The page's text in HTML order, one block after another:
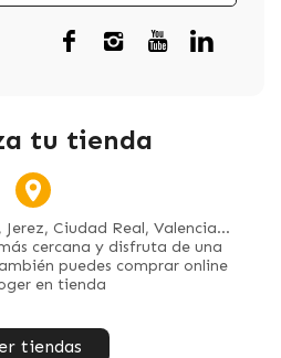
tu tienda
Ciudad Real, Valencia...
cercana y disfruta de una
puedes comprar online
en tienda
tiendas